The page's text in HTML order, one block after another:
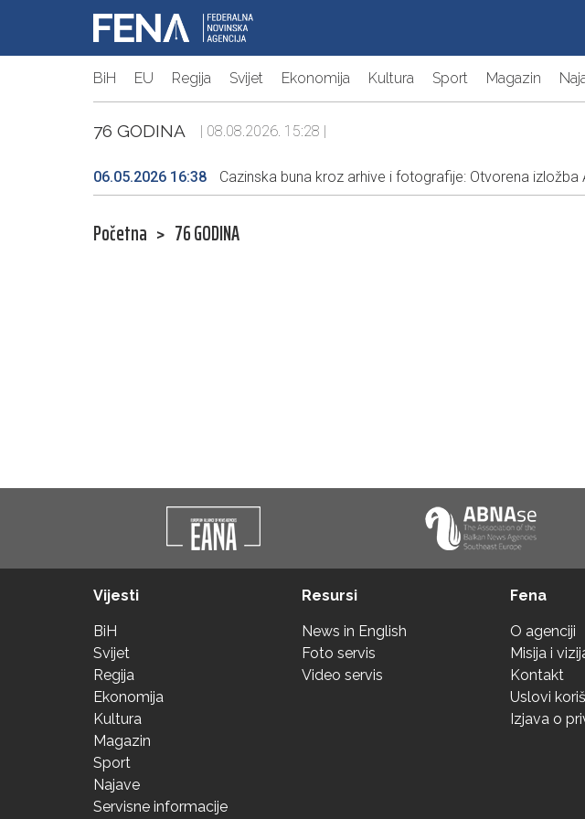
BiH EU Regija Svijet Ekonomija Kultura Sport Magazin
76 GODINA | 08.08.2026. 15:28 |
06.05.2026 16:38 Cazinska buna kroz arhive i fotografije: Otvorena
Početna > 76 GODINA
Vijesti
BiH
Svijet
Regija
Ekonomija
Kultura
Magazin
Sport
Najave
Servisne informacije
Resursi
News in English
Foto servis
Video servis
Fena
O agenciji
Misija i
Kontakt
Uslovi
Izjava o